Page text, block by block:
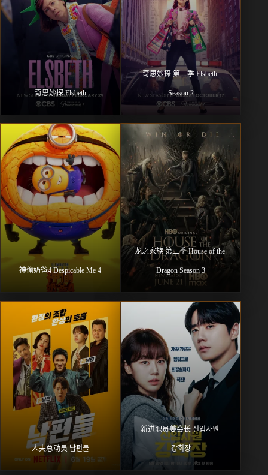
奇思妙探 Elsbeth
奇思妙探 第二季 Elsbeth
Season 2
神偷奶爸4 Despicable Me 4
龙之家族 第三季 House of the
Dragon Season 3
人夫总动员 남편들
新进职员姜会长 신입사원
강회장